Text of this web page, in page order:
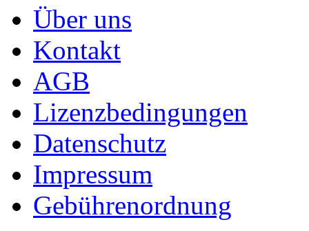
Über uns
Kontakt
AGB
Lizenzbedingungen
Datenschutz
Impressum
Gebührenordnung